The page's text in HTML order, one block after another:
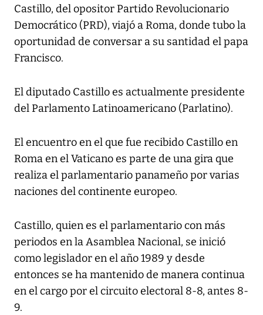
Castillo, del opositor Partido Revolucionario
Democrático (PRD), viajó a Roma, donde tubo la
oportunidad de conversar a su santidad el papa
Francisco.
El diputado Castillo es actualmente presidente
del Parlamento Latinoamericano (Parlatino).
El encuentro en el que fue recibido Castillo en
Roma en el Vaticano es parte de una gira que
realiza el parlamentario panameño por varias
naciones del continente europeo.
Castillo, quien es el parlamentario con más
periodos en la Asamblea Nacional, se inició
como legislador en el año 1989 y desde
entonces se ha mantenido de manera continua
en el cargo por el circuito electoral 8-8, antes 8-
9.